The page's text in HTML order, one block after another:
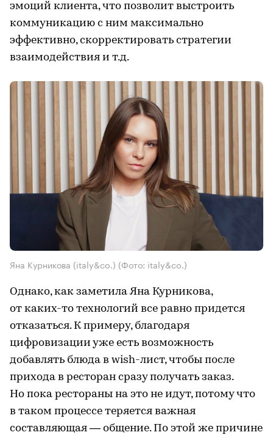
эмоций клиента, что позволит выстроить
коммуникацию с ним максимально
эффективно, скорректировать стратегии
взаимодействия и т.д.
Яна Курникова (italy&co.) (Фото: italy&co.)
Однако, как заметила Яна Курникова,
от каких-то технологий все равно придется
отказаться. К примеру, благодаря
цифровизации уже есть возможность
добавлять блюда в wish-лист, чтобы после
прихода в ресторан сразу получать заказ.
Но пока рестораны на это не идут, потому что
в таком процессе теряется важная
составляющая — общение. По этой же причине